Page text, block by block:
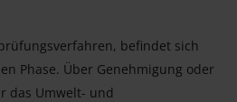
befindet sich
Phase. Über Genehmigung oder
das Umwelt- und